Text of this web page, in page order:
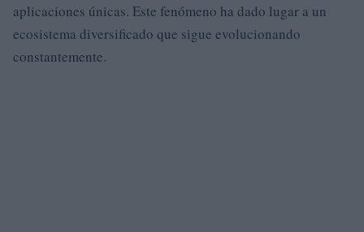
aplicaciones únicas. Este fenómeno ha dado lugar a un
ecosistema diversificado que sigue evolucionando
constantemente.